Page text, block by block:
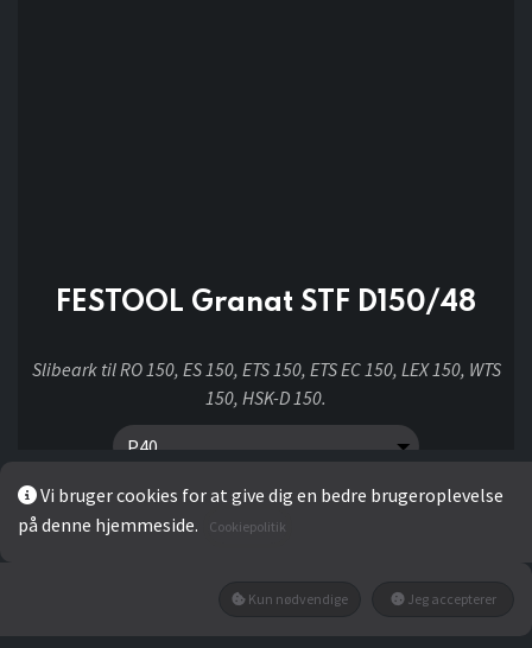
FESTOOL Granat STF D150/48
Slibeark til RO 150, ES 150, ETS 150, ETS EC 150, LEX 150, WTS
150, HSK-D 150.
10,00
Vi bruger cookies for at give dig en bedre brugeroplevelse
på denne hjemmeside.
Cookiepolitik
Kun nødvendige Jeg accepterer